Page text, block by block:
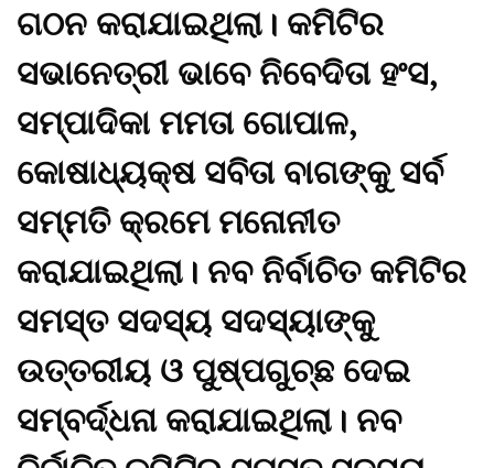
ଗଠନ କରାଯାଇଥିଲା। କମିଟିର
ସଭାନେତ୍ରୀ ଭାବେ ନିବେଦିତା ହଂସ,
ସମ୍ପାଦିକା ମମତା ଗୋପାଳ,
କୋଷାଧ୍ୟକ୍ଷ ସବିତା ବାଗଙ୍କୁ ସର୍ବ
ସମ୍ମତି କ୍ରମେ ମନୋନୀତ
କରାଯାଇଥିଲା। ନବ ନିର୍ବାଚିତ କମିଟିର
ସମସ୍ତ ସଦସ୍ୟ ସଦସ୍ୟାଙ୍କୁ
ଉତ୍ତରୀୟ ଓ ପୁଷ୍ପଗୁଚ୍ଛ ଦେଇ
ସମ୍ବର୍ଦ୍ଧନା କରାଯାଇଥିଲା। ନବ